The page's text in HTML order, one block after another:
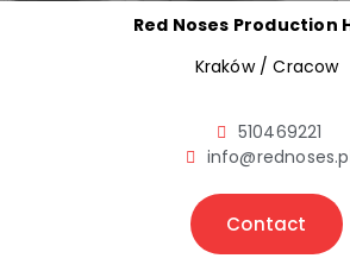
Red Noses Production
Kraków / Cracow
510469221
Contact